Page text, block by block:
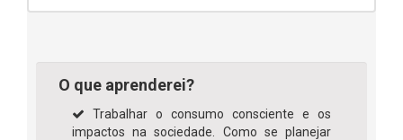
O que aprenderei?
Trabalhar o consumo consciente e os
impactos na sociedade. Como se planejar